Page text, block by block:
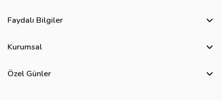
Faydalı Bilgiler
Site Haritası
Kurumsal
Özel Günler